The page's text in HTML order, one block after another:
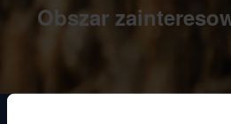
Obszar